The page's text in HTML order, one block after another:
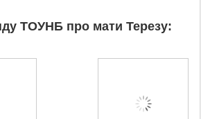
ТОУНБ про мати Терезу: